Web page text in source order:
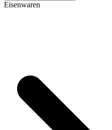
Eisenwaren